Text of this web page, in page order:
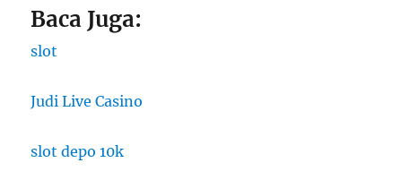
Baca Juga:
slot
Judi Live Casino
slot depo 10k